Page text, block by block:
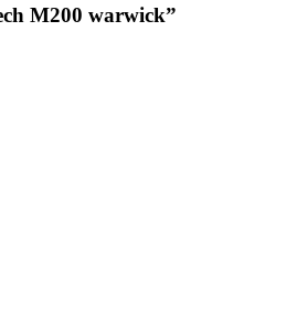
M200 warwick”